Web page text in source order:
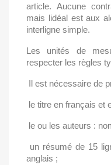
article. Aucune
mais lidéal est aux
interligne simple.
Les unités de
respecter les règles
Il est nécessaire de
le titre en français et
le ou les auteurs :
un résumé de 15
anglais ;